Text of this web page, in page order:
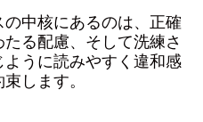
中核にあるのは、正確
る配慮、そして洗練さ
うに読みやすく違和感
します。